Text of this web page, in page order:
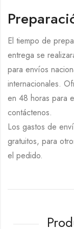
El tiempo de
entrega se
para envíos
internacionales.
en 48 horas para
contáctenos.
Los gastos de
gratuitos, para
el pedido.